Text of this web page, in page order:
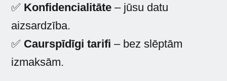
✅ Konfidencialitāte – jūsu datu
aizsardzība.
✅ Caurspīdīgi tarifi – bez slēptām
izmaksām.